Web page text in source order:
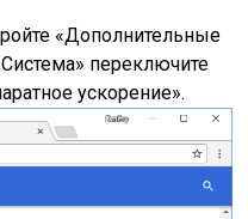
«Дополнительные
переключите
ускорение».